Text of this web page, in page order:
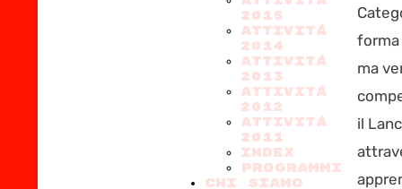
2015
ATTIVITÁ
2014
ATTIVITÁ
2013
ATTIVITÁ
2012
ATTIVITÁ
2011
Index
PROGRAMMI
CHI SIAMO
forma
ma
il